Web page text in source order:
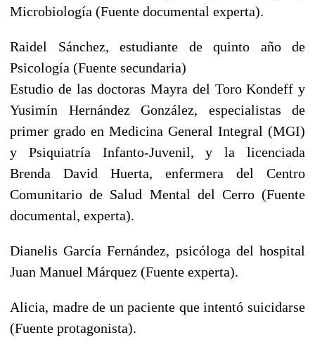
Microbiología (Fuente documental experta).
Raidel Sánchez, estudiante de quinto año de
Psicología (Fuente secundaria)
Estudio de las doctoras Mayra del Toro Kondeff y
Yusimín Hernández González, especialistas de
primer grado en Medicina General Integral (MGI)
y Psiquiatría Infanto-Juvenil, y la licenciada
Brenda David Huerta, enfermera del Centro
Comunitario de Salud Mental del Cerro (Fuente
documental, experta).
Dianelis García Fernández, psicóloga del hospital
Juan Manuel Márquez (Fuente experta).
Alicia, madre de un paciente que intentó suicidarse
(Fuente protagonista).